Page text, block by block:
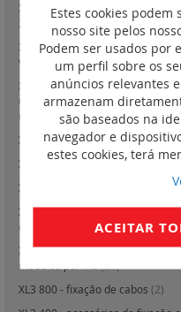
XL3 4000 - acessórios de
250 versão extraível em platinas
XL3 4000 - acessórios de
versão fixa e tomadas frontais
XL3 4000 - acessórios de
630 versão extraível ou
reguláveis(17)
XL3 160 - quadros de
XL3 160 - quadros de
XL3 400 - quadros
XL3 160 - quadros de
completos - 24 módulos por fila
XL3 400 - quadros e armários e
módulos por fila
XL3 800 - fixação de cabos (2)
Estes cookies podem
nosso site pelos
Podem ser usados por
um perfil sobre os
anúncios relevantes
armazenam
são baseados na
navegador e
estes cookies, terá
ACEITAR